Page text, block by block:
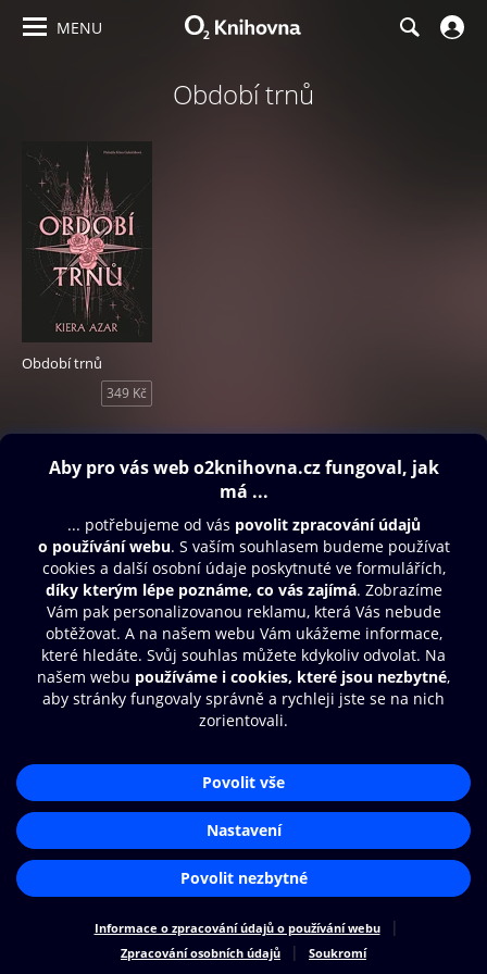
MENU
Období trnů
Období trnů
349 Kč
Obsah ke stažení
Další zábava
© O2 Czech Republic a.s.
Nákupní řád
Přístupnost
Cookies
Nastavení cookies
Aplikace O2 Knihovna
Čti a poslouchej své e-knihy a
audioknihy rychleji a pohodlněji.